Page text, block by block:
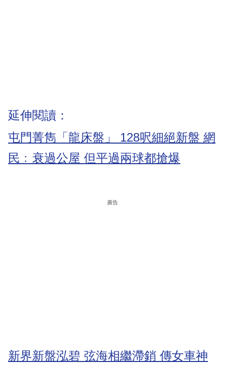
延伸閱讀：
屯門菁雋「龍床盤」 128呎細絕新盤 網
民﹕衰過公屋 但平過兩球都搶爆
廣告
新界新盤泓碧 弦海相繼滯銷 傳女車神